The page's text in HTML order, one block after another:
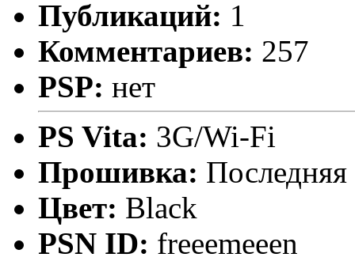
Публикаций: 1
Комментариев: 257
PSP: нет
PS Vita: 3G/Wi-Fi
Прошивка: Последняя
Цвет: Black
PSN ID: freeemeeen